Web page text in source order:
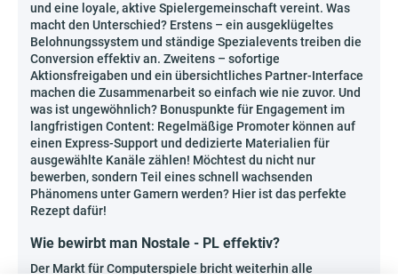
und eine loyale, aktive Spielergemeinschaft vereint. Was
macht den Unterschied? Erstens – ein ausgeklügeltes
Belohnungssystem und ständige Spezialevents treiben die
Conversion effektiv an. Zweitens – sofortige
Aktionsfreigaben und ein übersichtliches Partner-Interface
machen die Zusammenarbeit so einfach wie nie zuvor. Und
was ist ungewöhnlich? Bonuspunkte für Engagement im
langfristigen Content: Regelmäßige Promoter können auf
einen Express-Support und dedizierte Materialien für
ausgewählte Kanäle zählen! Möchtest du nicht nur
bewerben, sondern Teil eines schnell wachsenden
Phänomens unter Gamern werden? Hier ist das perfekte
Rezept dafür!
Wie bewirbt man Nostale - PL effektiv?
Der Markt für Computerspiele bricht weiterhin alle